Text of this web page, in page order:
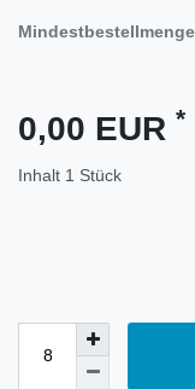
0,00 EUR *
Inhalt 1 Stück